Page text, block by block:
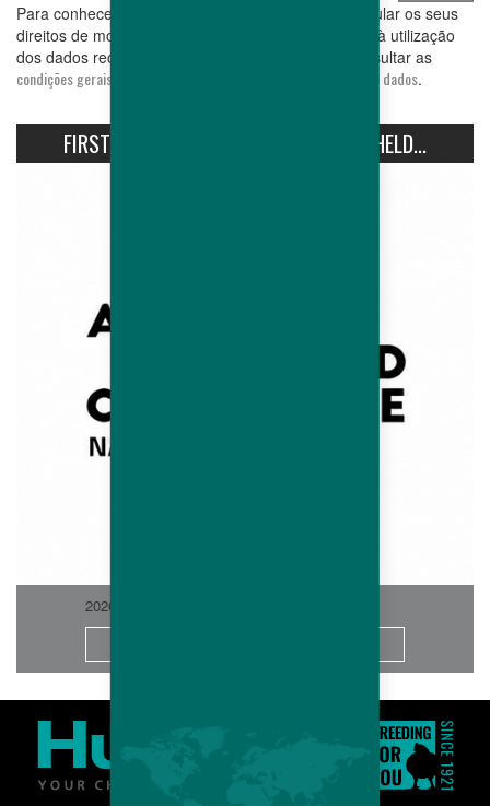
Para conhecer e exercer os seus direitos, em particular os seus
direitos de modificar ou retirar o seu consentimento à utilização
dos dados recolhidos por este formulário, pode consultar as
condições gerais de utilização relacionadas com a protecção de dados.
FIRST AVIPRO HUBBARD CONFERENCE HELD...
2026-06